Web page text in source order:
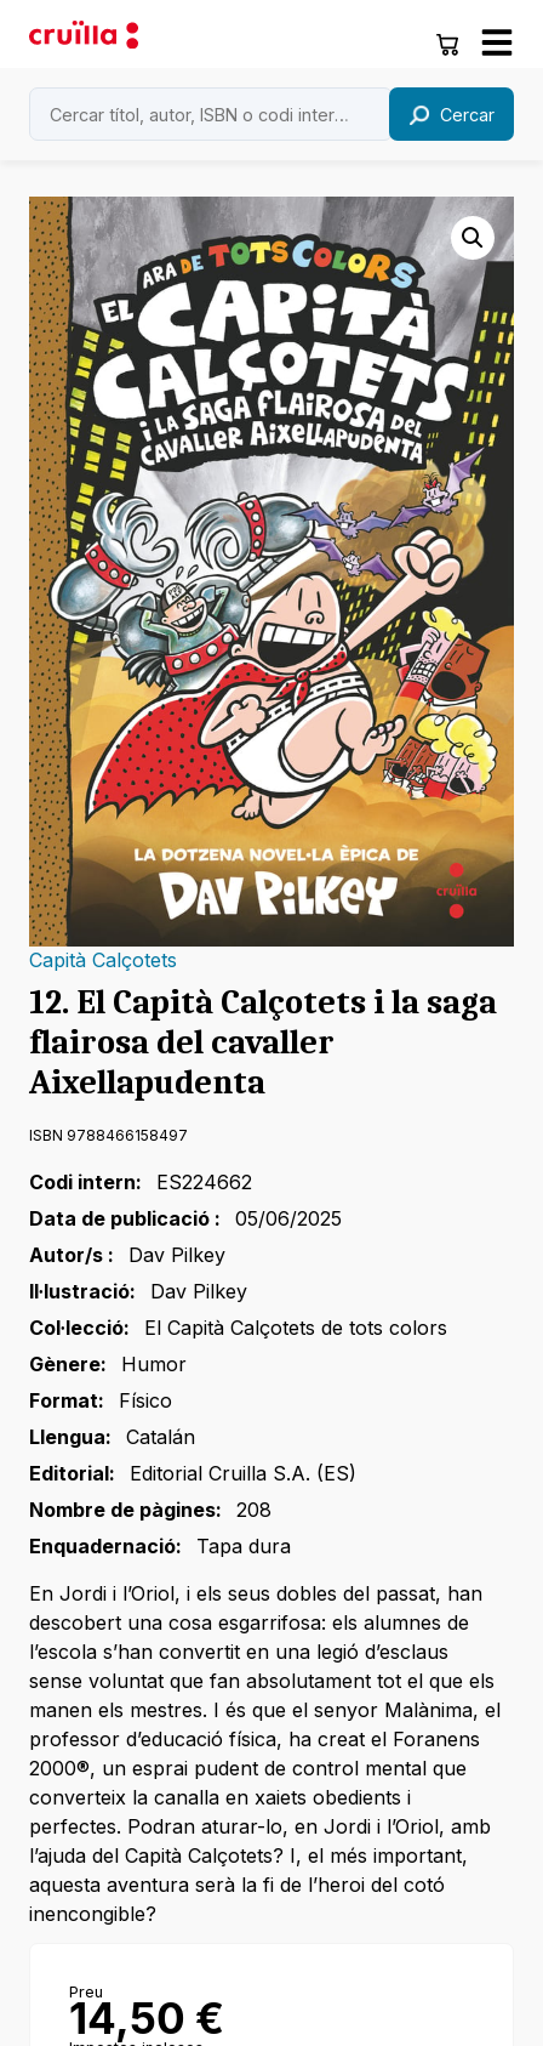
Cercar
Capità Calçotets
12. El Capità Calçotets i la saga
flairosa del cavaller
Aixellapudenta
ISBN 9788466158497
Codi intern:
ES224662
Data de publicació :
05/06/2025
Autor/s :
Dav Pilkey
Il·lustració:
Dav Pilkey
Col·lecció:
El Capità Calçotets de tots colors
Gènere:
Humor
Format:
Físico
Llengua:
Catalán
Editorial:
Editorial Cruilla S.A. (ES)
Nombre de pàgines:
208
Enquadernació:
Tapa dura
En Jordi i l’Oriol, i els seus dobles del passat, han
descobert una cosa esgarrifosa: els alumnes de
l’escola s’han convertit en una legió d’esclaus
sense voluntat que fan absolutament tot el que els
manen els mestres. I és que el senyor Malànima, el
professor d’educació física, ha creat el Foranens
2000®, un esprai pudent de control mental que
converteix la canalla en xaiets obedients i
perfectes. Podran aturar-lo, en Jordi i l’Oriol, amb
l’ajuda del Capità Calçotets? I, el més important,
aquesta aventura serà la fi de l’heroi del cotó
inencongible?
Preu
14,50 €